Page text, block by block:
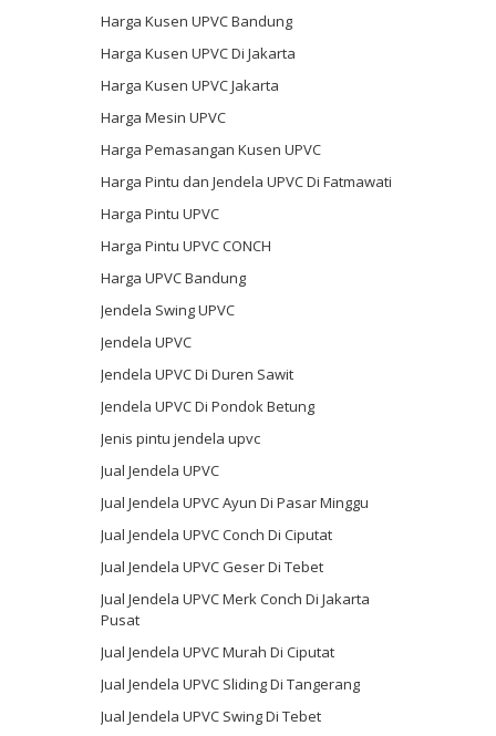
Harga Kusen UPVC Bandung
Harga Kusen UPVC Di Jakarta
Harga Kusen UPVC Jakarta
Harga Mesin UPVC
Harga Pemasangan Kusen UPVC
Harga Pintu dan Jendela UPVC Di Fatmawati
Harga Pintu UPVC
Harga Pintu UPVC CONCH
Harga UPVC Bandung
Jendela Swing UPVC
Jendela UPVC
Jendela UPVC Di Duren Sawit
Jendela UPVC Di Pondok Betung
Jenis pintu jendela upvc
Jual Jendela UPVC
Jual Jendela UPVC Ayun Di Pasar Minggu
Jual Jendela UPVC Conch Di Ciputat
Jual Jendela UPVC Geser Di Tebet
Jual Jendela UPVC Merk Conch Di Jakarta
Pusat
Jual Jendela UPVC Murah Di Ciputat
Jual Jendela UPVC Sliding Di Tangerang
Jual Jendela UPVC Swing Di Tebet